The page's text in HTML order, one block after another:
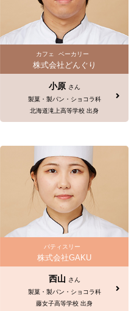
カフェ ベーカリー
株式会社どんぐり
小原 さん
製菓・製パン・ショコラ科
北海道滝上高等学校 出身
パティスリー
株式会社GAKU
西山 さん
製菓・製パン・ショコラ科
藤女子高等学校 出身